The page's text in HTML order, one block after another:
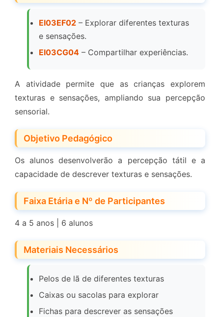
EI03EF02 – Explorar diferentes texturas
e sensações.
EI03CG04 – Compartilhar experiências.
A atividade permite que as crianças explorem
texturas e sensações, ampliando sua percepção
sensorial.
Objetivo Pedagógico
Os alunos desenvolverão a percepção tátil e a
capacidade de descrever texturas e sensações.
Faixa Etária e Nº de Participantes
4 a 5 anos | 6 alunos
Materiais Necessários
Pelos de lã de diferentes texturas
Caixas ou sacolas para explorar
Fichas para descrever as sensações